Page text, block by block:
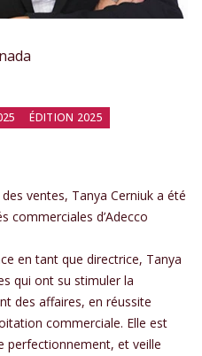
ÉDITION 2025
ventes, Tanya Cerniuk a été
commerciales d’Adecco
en tant que directrice, Tanya
qui ont su stimuler la
des affaires, en réussite
commerciale. Elle est
perfectionnement, et veille